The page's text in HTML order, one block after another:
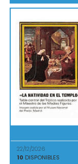
22/12/2026
10 DISPONIBLES